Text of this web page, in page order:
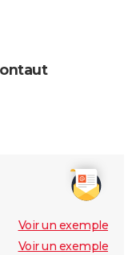
Voir un exemple
Voir un exemple